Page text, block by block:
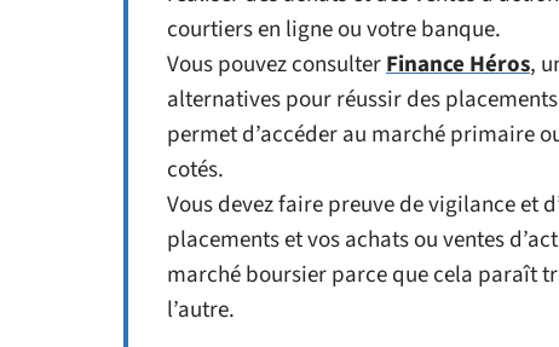
courtiers en ligne ou votre banque.
Vous pouvez consulterFinance Héros,
alternatives pour réussir des
permet d’accéder au marché primaire
cotés.
Vous devez faire preuve de vigilance et
placements et vos achats ou ventes
marché boursier parce que cela paraît
l’autre.